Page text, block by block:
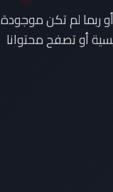
ربما لم تكن موجودة
أو تصفح محتوانا